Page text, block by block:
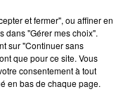
CONSULTÉS
ET RISQUE
CE LUNDI EN
et fermer", ou affiner en
dans "Gérer mes choix".
sur "Continuer sans
que pour ce site. Vous
consentement à tout
en bas de chaque page.